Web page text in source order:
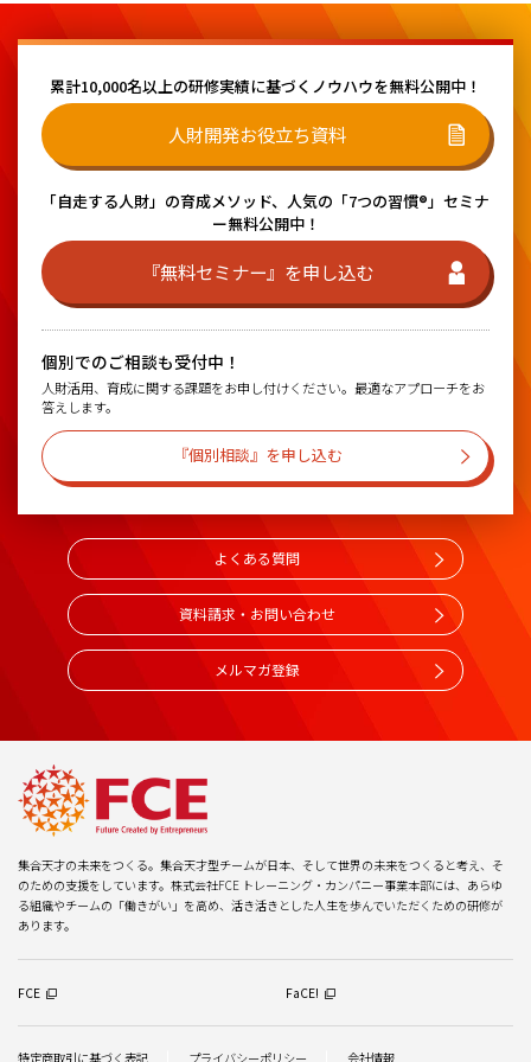
累計10,000名以上の研修実績に基づく ノウハウを無料公開中！
人財開発お役立ち資料
「自走する人財」の育成メソッド、 人気の「7つの習慣®」セミナ
ー無料公開中！
『無料セミナー』を申し込む
個別でのご相談も受付中！
人財活用、育成に関する課題をお申し付けください。最適なアプローチをお
答えします。
『個別相談』を申し込む
よくある質問
資料請求・お問い合わせ
メルマガ登録
集合天才の未来をつくる。集合天才型チームが日本、そして世界の未来をつくると考え、そ
のための支援をしています。株式会社FCE トレーニング・カンパニー事業本部には、あらゆ
る組織やチームの「働きがい」を高め、活き活きとした人生を歩んでいただくための研修が
あります。
FCE FaCE!
特定商取引に基づく表記 プライバシーポリシー 会社情報